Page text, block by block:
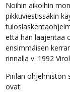
Noihin aikoihin
pikkuviestissäkin
että hän laajentaa
ensimmäisen
rinnalla v. 1992
Pirilän ohjelmiston
ovat: